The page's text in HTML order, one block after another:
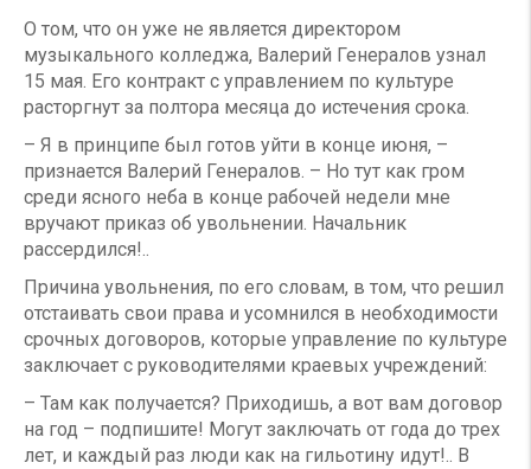
О том, что он уже не является директором
музыкального колледжа, Валерий Генералов узнал
15 мая. Его контракт с управлением по культуре
расторгнут за полтора месяца до истечения срока.
– Я в принципе был готов уйти в конце июня, –
признается Валерий Генералов. – Но тут как гром
среди ясного неба в конце рабочей недели мне
вручают приказ об увольнении. Начальник
рассердился!..
Причина увольнения, по его словам, в том, что решил
отстаивать свои права и усомнился в необходимости
срочных договоров, которые управление по культуре
заключает с руководителями краевых учреждений:
– Там как получается? Приходишь, а вот вам договор
на год – подпишите! Могут заключать от года до трех
лет, и каждый раз люди как на гильотину идут!.. В